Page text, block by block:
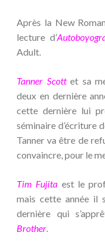
Après la New
lecture d’
Adult.
Tanner Scottet sa
deux en dernière
cette dernière lui
séminaire d’écriture
Tanner va être de
convaincre, pour le
Tim Fujita est le
mais cette année il
dernière qui
Brother.